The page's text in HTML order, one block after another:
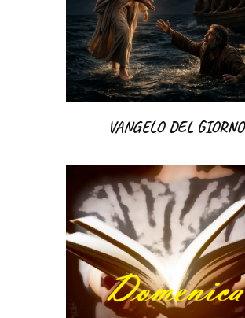
VANGELO DEL GIORNO